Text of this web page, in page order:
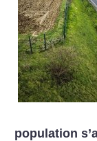
population